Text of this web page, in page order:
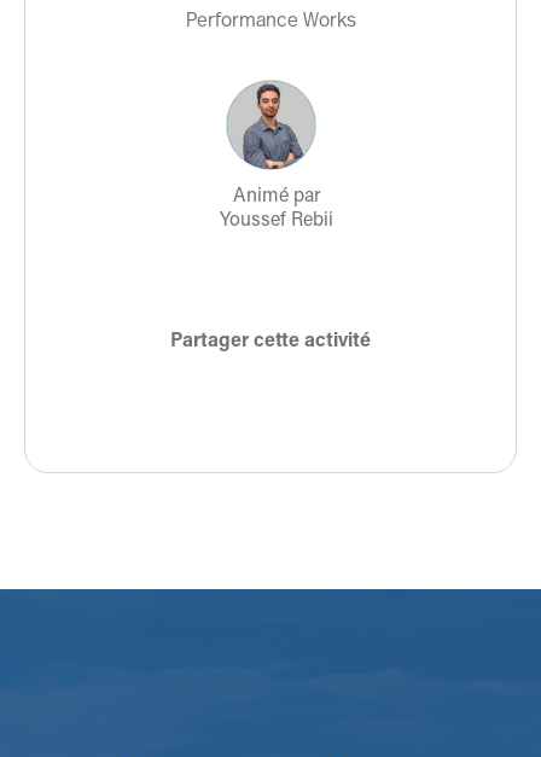
Performance Works
Animé par
Youssef Rebii
Partager cette activité